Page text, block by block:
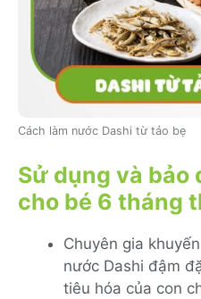
Cách làm nước Dashi từ tảo bẹ
Sử dụng và bảo
cho bé 6 tháng
Chuyên gia
nước Dashi đậm
tiêu hóa của con